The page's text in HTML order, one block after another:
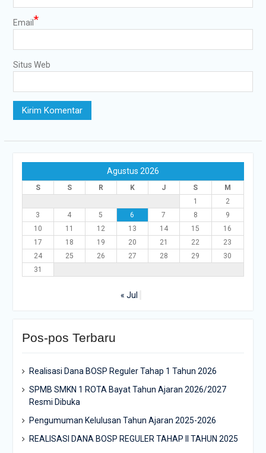
Email *
Situs Web
Agustus 2026
S S R K J S
M
1
2
3
4 5 6 7 8
9
10
11 12 13 14 15
16
17
18 19 20 21 22
23
24
25 26 27 28 29
30
31
« Jul
Pos-pos Terbaru
Realisasi Dana BOSP Reguler Tahap 1 Tahun 2026
SPMB SMKN 1 ROTA Bayat Tahun Ajaran 2026/2027
Resmi Dibuka
Pengumuman Kelulusan Tahun Ajaran 2025-2026
REALISASI DANA BOSP REGULER TAHAP II TAHUN 2025